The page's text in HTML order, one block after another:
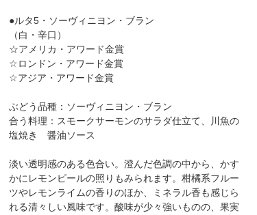
●ルタ5・ソーヴィニヨン・ブラン
（白・辛口）
☆アメリカ・アワード金賞
☆ロンドン・アワード金賞
☆アジア・アワード金賞
ぶどう品種：ソーヴィニヨン・ブラン
合う料理：スモークサーモンのサラダ仕立て、川魚の
塩焼き 醤油ソース
淡い透明感のある色合い。澄んだ色調の中から、かす
かにレモンピールの照りもみられます。柑橘系フルー
ツやレモンライムの香りのほか、ミネラル香も感じら
れる清々しい風味です。酸味が少々強いものの、果実